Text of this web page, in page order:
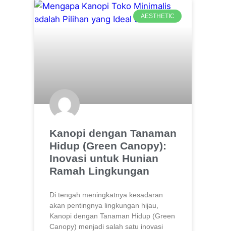
AESTHETIC
Kanopi dengan Tanaman
Hidup (Green Canopy):
Inovasi untuk Hunian
Ramah Lingkungan
Di tengah meningkatnya kesadaran
akan pentingnya lingkungan hijau,
Kanopi dengan Tanaman Hidup (Green
Canopy) menjadi salah satu inovasi